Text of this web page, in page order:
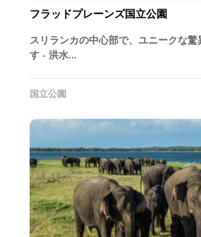
フラッドプレーンズ国立公園
スリランカの中心部で、ユニークな驚
す - 洪水…
国立公園